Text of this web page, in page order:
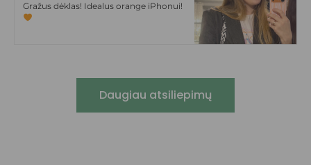
Gražus dėklas! Idealus orange iPhonui!
Daugiau atsiliepimų